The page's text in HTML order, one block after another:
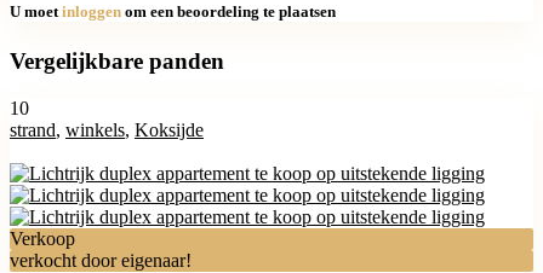
U moetinloggen om een beoordeling te plaatsen
Vergelijkbare panden
10
strand, winkels, Koksijde
Verkoop
verkocht door eigenaar!